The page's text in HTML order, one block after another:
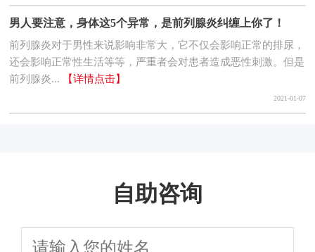
男人要注意，身体这5个异常，是前列腺炎纠缠上你了！
前列腺炎对于男性来说影响非常大，它不仅会影响正常的排尿，
还会影响正常性生活等等，严重者会对患者造成恶性刺激。但是
前列腺炎...
【详情点击】
2021-01-07
自助咨询